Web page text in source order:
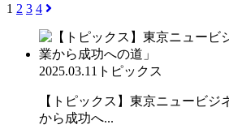
1 2 3 4
2025.03.11 トピックス
【トピックス】東京ニュービジ
から成功へ...